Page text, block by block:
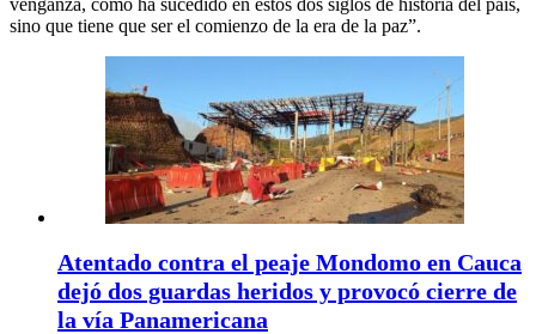
sino que tiene que ser el comienzo de la era de la paz”.
Atentado contra el peaje Mondomo en Cauca
dejó dos guardas heridos y provocó cierre de
la vía Panamericana